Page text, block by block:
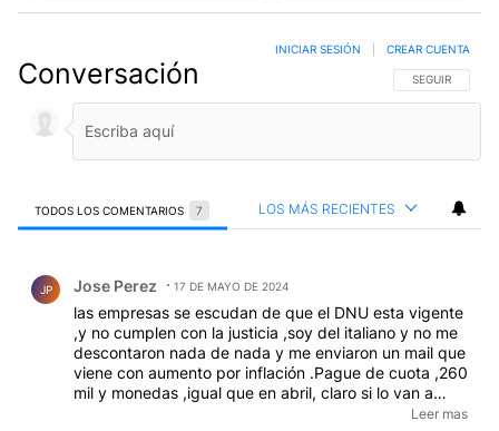
Conversación SIGA ESTA
SEGUIR
INICIAR SESIÓN CREAR CUENTA
TODOS LOS COMENTARIOS 7 LOS MÁS RECIENTES
JP Jose Perez 17 DE MAYO DE 2024
las empresas se escudan de que el DNU esta vigente
,y no cumplen con la justicia ,soy del italiano y no me
descontaron nada de nada y me enviaron un mail que
viene con aumento por inflación .Pague de cuota ,260
mil y monedas ,igual que en abril, claro si lo van a
devolver a los premios ,prefieren tenerlo ellas que el
Leer mas